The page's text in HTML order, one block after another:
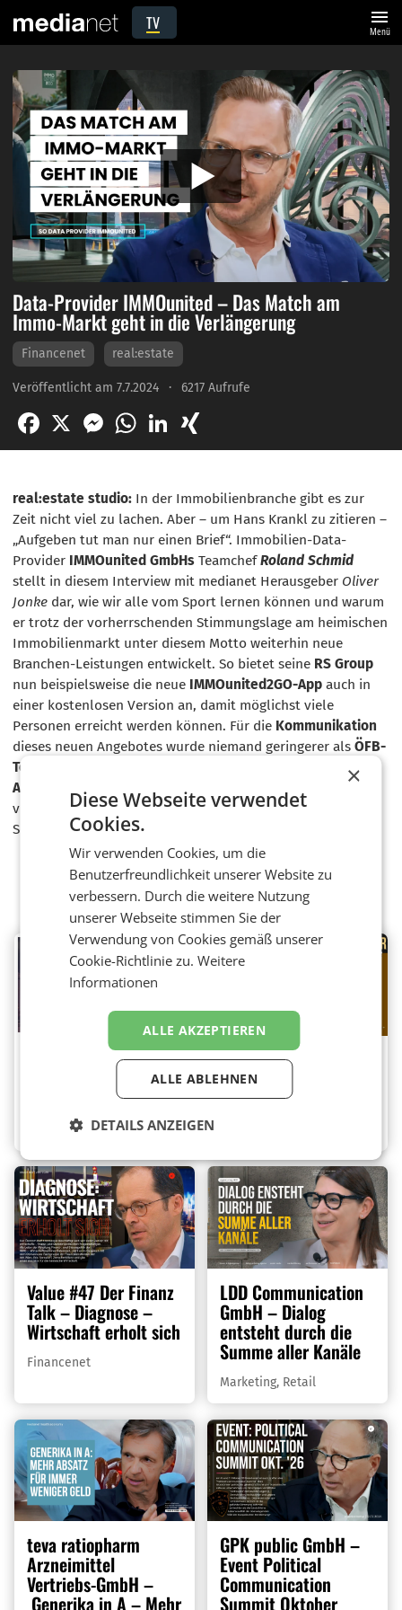
TV menu
Menü
Data-Provider IMMOunited – Das Match am
Immo-Markt geht in die Verlängerung
Facebook MessengerWhatsAppLinkedIn
Financenet real:estate
Veröffentlicht am 7.7.2024 6217 Aufrufe
real:estate studio: In der Immobilienbranche gibt es zur
Zeit nicht viel zu lachen. Aber – um Hans Krankl zu zitieren –
„Aufgeben tut man nur einen Brief“. Immobilien-Data-
Provider IMMOunited GmbHs TeamchefRoland Schmid
stellt in diesem Interview mit medianet Herausgeber Oliver
Jonke dar, wie wir alle vom Sport lernen können und warum
er trotz der vorherrschenden Stimmungslage am heimischen
Immobilienmarkt unter diesem Motto weiterhin neue
Branchen-Leistungen entwickelt. So bietet seine RS Group
nun beispielsweise die neue IMMOunited2GO-App auch in
einer kostenlosen Version an, damit möglichst viele
Personen erreicht werden können. Für die Kommunikation
dieses neuen Angebotes wurde niemand geringerer als ÖFB-
Teamchef Ralf Rangnick
Mailand-Star Marko
Arnautović
TV Spot hat
viele Sorgengesichter aus der Immobranche wieder zum
Schmunzeln gebracht.
Weitere Videos
OOHA-Studio –
Expert OOH-Media
Marketing Media
Tourismus – Boom
ohne Gewinner
Value #47 Der Finanz
Talk – Diagnose –
Wirtschaft erholt sich
Financenet
LDD Communication
GmbH – Dialog
entsteht durch die
Summe aller Kanäle
Marketing, Retail
teva ratiopharm
Arzneimittel
Vertriebs-GmbH –
Generika in A – Mehr
GPK public GmbH –
Event Political
Communication
Summit Oktober
×
Diese Webseite verwendet
Cookies.
Wir verwenden Cookies, um die
Benutzerfreundlichkeit unserer Website zu
verbessern. Durch die weitere Nutzung
unserer Webseite stimmen Sie der
Verwendung von Cookies gemäß unserer
Cookie-Richtlinie zu.Weitere
Informationen
ALLE AKZEPTIEREN
ALLE ABLEHNEN
DETAILS ANZEIGEN